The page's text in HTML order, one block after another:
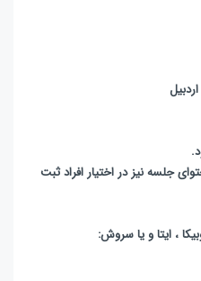
جلسه نیز در اختیار افراد ثبت
، ایتا و یا سروش: